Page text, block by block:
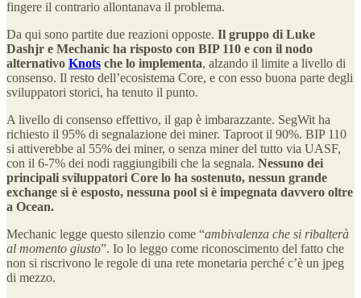
fingere il contrario allontanava il problema.
Da qui sono partite due reazioni opposte. Il gruppo di Luke
Dashjr e Mechanic ha risposto con BIP 110 e con il nodo
alternativo Knots che lo implementa, alzando il limite a livello di
consenso. Il resto dell’ecosistema Core, e con esso buona parte degli
sviluppatori storici, ha tenuto il punto.
A livello di consenso effettivo, il gap è imbarazzante. SegWit ha
richiesto il 95% di segnalazione dei miner. Taproot il 90%. BIP 110
si attiverebbe al 55% dei miner, o senza miner del tutto via UASF,
con il 6-7% dei nodi raggiungibili che la segnala. Nessuno dei
principali sviluppatori Core lo ha sostenuto, nessun grande
exchange si è esposto, nessuna pool si è impegnata davvero oltre
a Ocean.
Mechanic legge questo silenzio come “ambivalenza che si ribalterà
al momento giusto”. Io lo leggo come riconoscimento del fatto che
non si riscrivono le regole di una rete monetaria perché c’è un jpeg
di mezzo.